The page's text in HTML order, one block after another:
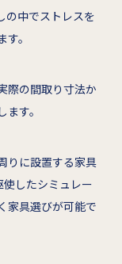
の中でストレスを
。
際の間取り寸法か
す。
りに設置する家具
したシミュレー
家具選びが可能で